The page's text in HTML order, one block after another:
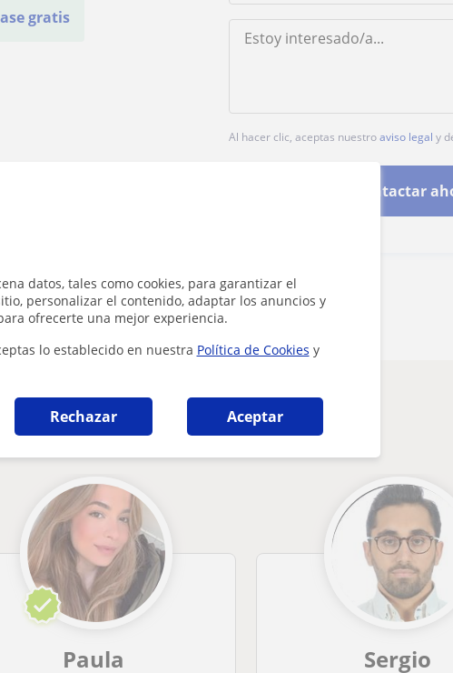
datos, tales como cookies, para garantizar el
personalizar el contenido, adaptar los anuncios y
ofrecerte una mejor experiencia.
lo establecido en nuestra Política de Cookies y
Rechazar Aceptar
gratis
Al hacer clic, aceptas nuestroaviso legal y
Contactar
error en este perfil?Cuéntanos
que pueden interesarte
Paula Sergio